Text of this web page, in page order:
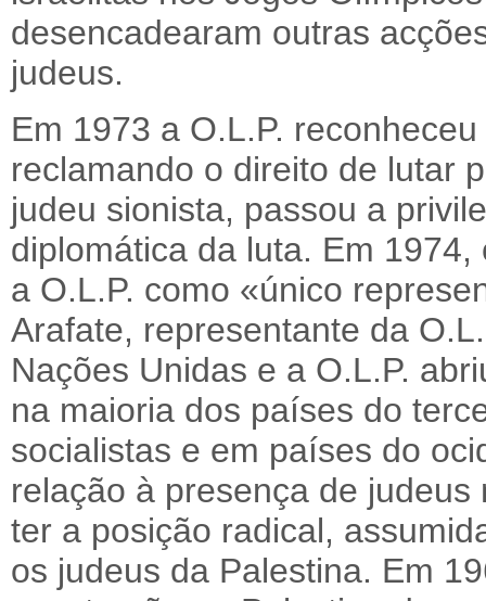
desencadearam outras
judeus.
Em 1973 a O.L.P.
reclamando o direito de lutar
judeu sionista, passou a
diplomática da luta. Em
a O.L.P. como «único
Arafate, representante da
Nações Unidas e a O.L.P.
na maioria dos países do
socialistas e em países do
relação à presença de
ter a posição radical,
os judeus da Palestina. Em